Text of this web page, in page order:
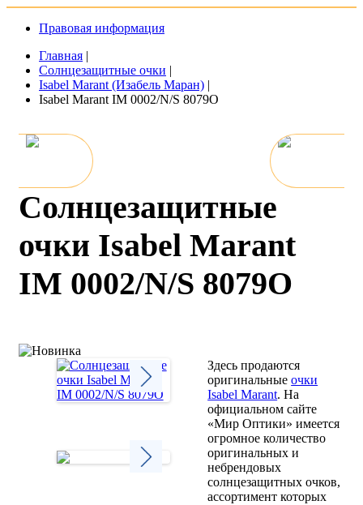
Правовая информация
Главная |
Солнцезащитные очки |
Isabel Marant (Изабель Маран) |
Isabel Marant IM 0002/N/S 8079O
Солнцезащитные
очки Isabel Marant
IM 0002/N/S 8079O
Здесь продаются
оригинальныеочки
Isabel Marant. На
официальном сайте
«Мир Оптики» имеется
огромное количество
оригинальных и
небрендовых
солнцезащитных очков,
ассортимент которых